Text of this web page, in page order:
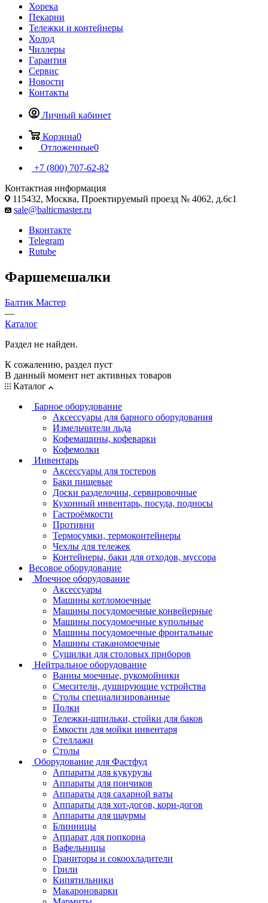
Хорека
Пекарни
Тележки и контейнеры
Холод
Чиллеры
Гарантия
Сервис
Новости
Контакты
Личный кабинет
Корзина0
Отложенные0
+7 (800) 707-62-82
Контактная информация
115432, Москва, Проектируемый проезд № 4062, д.6с1
sale@balticmaster.ru
Вконтакте
Telegram
Rutube
Фаршемешалки
Балтик Мастер
—
Каталог
Раздел не найден.
К сожалению, раздел пуст
В данный момент нет активных товаров
Каталог
Барное оборудование
Аксессуары для барного оборудования
Измельчители льда
Кофемашины, кофеварки
Кофемолки
Инвентарь
Аксессуары для тостеров
Баки пищевые
Доски разделочны, сервировочные
Кухонный инвентарь, посуда, подносы
Гастроёмкости
Противни
Термосумки, термоконтейнеры
Чехлы для тележек
Контейнеры, баки для отходов, муссора
Весовое оборудование
Моечное оборудование
Аксессуары
Машины котломоечные
Машины посудомоечные конвейерные
Машины посудомоечные купольные
Машины посудомоечные фронтальные
Машины стаканомоечные
Сушилки для столовых приборов
Нейтральное оборудование
Ванны моечные, рукомойники
Смесители, душирующие устройства
Столы специализированные
Полки
Тележки-шпильки, стойки для баков
Ёмкости для мойки инвентаря
Стеллажи
Столы
Оборудование для Фастфуд
Аппараты для кукурузы
Аппараты для пончиков
Аппараты для сахарной ваты
Аппараты для хот-догов, корн-догов
Аппараты для шаурмы
Блинницы
Аппарат для попкорна
Вафельницы
Граниторы и сокоохладители
Грили
Кипятильники
Макароноварки